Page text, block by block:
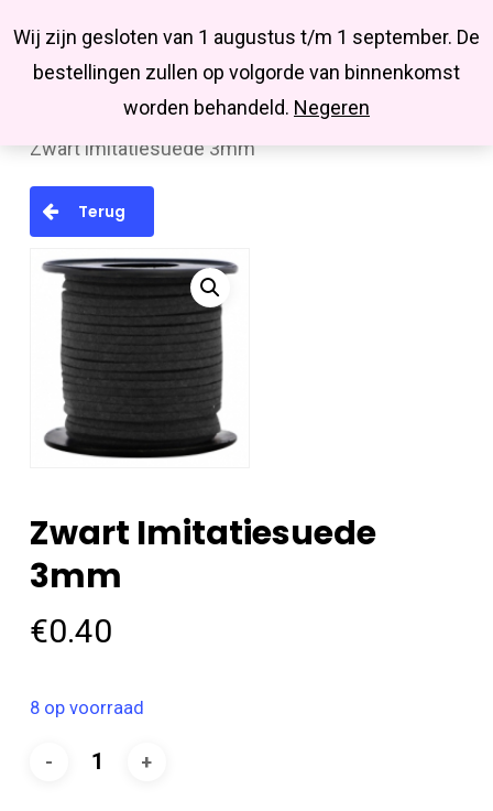
Wij zijn gesloten van 1 augustus t/m 1 september. De
bestellingen zullen op volgorde van binnenkomst
worden behandeld. Negeren
main
Missbluesieraden
searchaccount
Imitatie suède
Imi. suède veters
Zwart imitatiesuede 3mm
Terug
Zwart Imitatiesuede
3mm
€0.40
8 op voorraad
Close